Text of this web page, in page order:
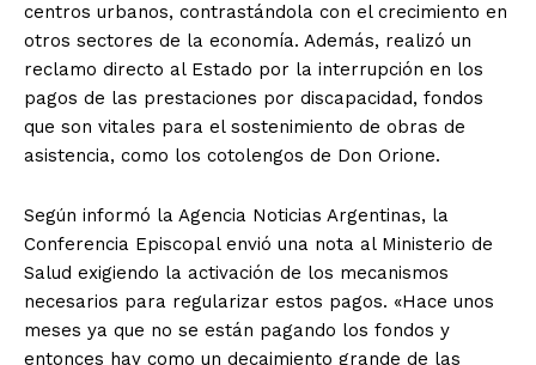
centros urbanos, contrastándola con el crecimiento en
otros sectores de la economía. Además, realizó un
reclamo directo al Estado por la interrupción en los
pagos de las prestaciones por discapacidad, fondos
que son vitales para el sostenimiento de obras de
asistencia, como los cotolengos de Don Orione.
Según informó la Agencia Noticias Argentinas, la
Conferencia Episcopal envió una nota al Ministerio de
Salud exigiendo la activación de los mecanismos
necesarios para regularizar estos pagos. «Hace unos
meses ya que no se están pagando los fondos y
entonces hay como un decaimiento grande de las